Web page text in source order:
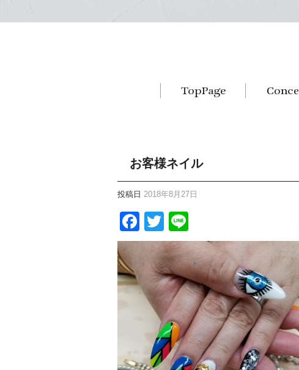
お客様ネイル
投稿日 2018年8月27日
Facebook
Twitter